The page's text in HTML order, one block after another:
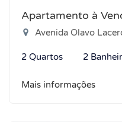
Apartamento à
Avenida Olavo Lacerda
2 Quartos 2
Mais informações